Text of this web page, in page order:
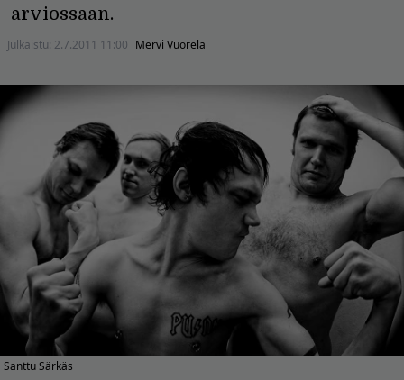
arviossaan.
Julkaistu: 2.7.2011 11:00 Mervi Vuorela
Santtu Särkäs